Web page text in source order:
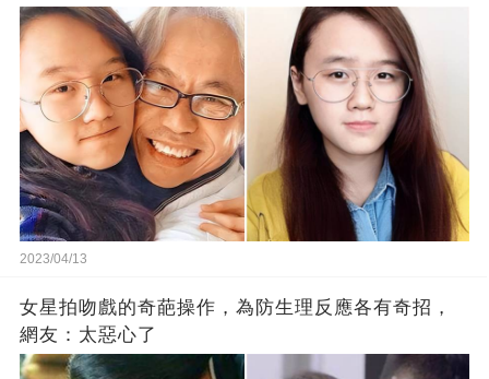
2023/04/13
女星拍吻戲的奇葩操作，為防生理反應各有奇招，
網友：太惡心了